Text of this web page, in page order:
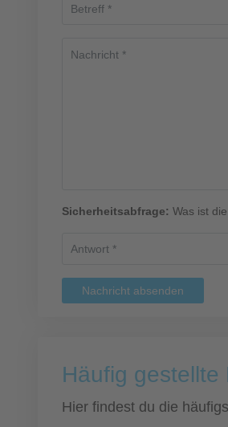
Sicherheitsabfrage: Was ist
Nachricht absenden
Häufig gestellte
Hier findest du die